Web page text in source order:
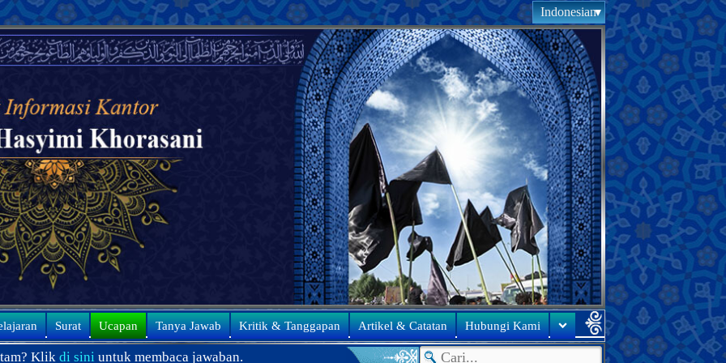
Indonesian
Surat Ucapan Tanya Jawab Kritik & Tanggapan Artikel & Catatan Hubungi Kami
membaca jawaban. ● Ucapan